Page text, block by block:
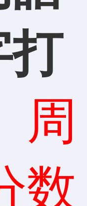
打
周
数